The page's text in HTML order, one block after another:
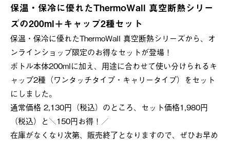
保温・保冷に優れたThermoWall 真空断熱シリー
ズの200ml＋キャップ2種セット
保温・保冷に優れたThermoWall 真空断熱シリーズから、オ
ンラインショップ限定のお得なセットが登場！
ボトル本体200mlに加え、用途に合わせて使い分けられるキ
ャップ2種（ワンタッチタイプ・キャリータイプ）をセット
にしました。
通常価格 2,130円（税込）のところ、セット価格1,980円
（税込）と＼150円お得！／
在庫がなくなり次第、販売終了となりますので、ぜひお早め